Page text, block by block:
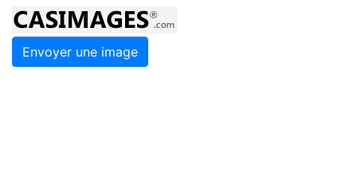
Envoyer une image